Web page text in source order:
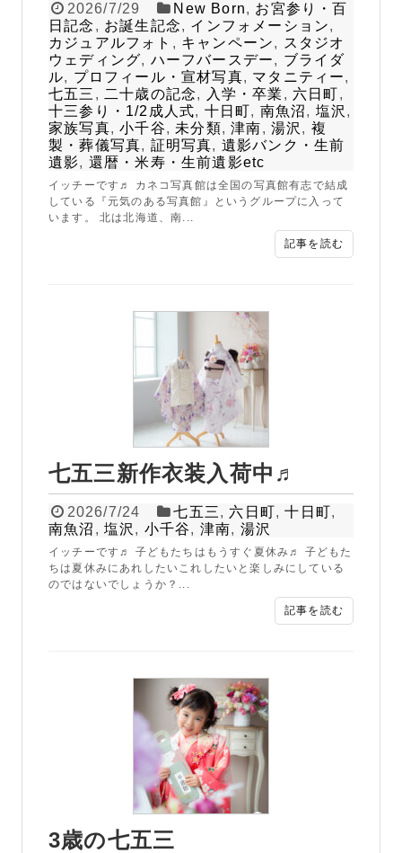
2026/7/29 New Born, お宮参り・百
日記念 , お誕生記念, インフォメーション,
カジュアルフォト , キャンペーン, スタジオ
ウェディング, ハーフバースデー, ブライダ
ル, プロフィール・宣材写真, マタニティー,
七五三 ,二十歳の記念, 入学・卒業 , 六日町,
十三参り・1/2成人式, 十日町, 南魚沼, 塩沢 ,
家族写真,小千谷,未分類,津南,湯沢 , 複
製・葬儀写真, 証明写真, 遺影バンク・生前
遺影, 還暦・米寿・生前遺影etc
イッチーです♬ カネコ写真館は全国の写真館有志で結成
している『元気のある写真館』というグループに入って
います。 北は北海道、南...
記事を読む
七五三新作衣装入荷中♬
2026/7/24 七五三, 六日町,十日町,
南魚沼 ,塩沢 , 小千谷, 津南, 湯沢
イッチーです♬ 子どもたちはもうすぐ夏休み♬ 子どもた
ちは夏休みにあれしたいこれしたいと楽しみにしている
のではないでしょうか？...
記事を読む
3歳の七五三